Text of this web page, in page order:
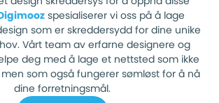
spesialiserer vi oss på å lage
som er skreddersydd for dine unike
Vårt team av erfarne designere og
deg med å lage et nettsted som ikke
som også fungerer sømløst for å nå
dine forretningsmål.